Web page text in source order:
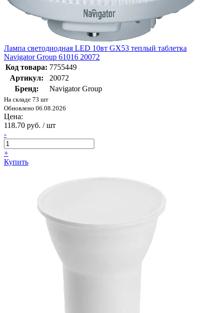
Лампа светодиодная LED 10вт GX53 теплый таблетка
Navigator Group 61016 20072
Код товара: 7755449
Артикул:
20072
Бренд:
Navigator Group
На складе 73 шт
Обновлено 06.08.2026
Цена:
118.70 руб. / шт
-
+
Купить